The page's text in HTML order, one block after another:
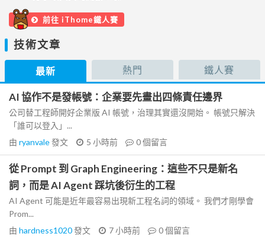
前往 iThome鐵人賽
技術文章
最新 熱門 鐵人賽
AI 協作不是發帳號：企業要先畫出四條責任邊界
公司替工程師開好企業版 AI 帳號，治理其實還沒開始。 帳號只解決
「誰可以登入」...
由 ryanvale發文 5 小時前 0個留言
從 Prompt 到 Graph Engineering：這些不只是新名
詞，而是 AI Agent 踩坑後衍生的工程
AI Agent 可能是近年最容易出現新工程名詞的領域。 我們才剛學會
Prom...
由 hardness1020發文 7 小時前 0個留言